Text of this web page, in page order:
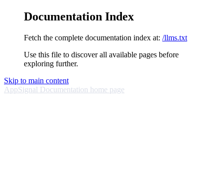
Documentation Index
Fetch the complete documentation index at: /llms.txt
Use this file to discover all available pages before
exploring further.
Skip to main content
AppSignal Documentation home page